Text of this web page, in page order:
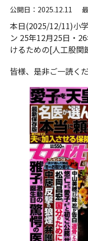
公開日：2025.12.11
本日(2025/12/11)小
ン 25年12月25日・
けるための[人工股関
皆様、是非ご一読くだ